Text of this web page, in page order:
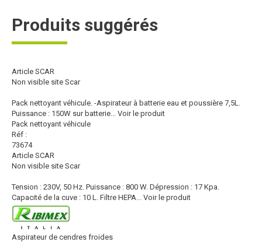
Produits suggérés
Article SCAR
Non visible site Scar
Pack nettoyant véhicule. -Aspirateur à batterie eau et poussière 7,5L.
Puissance : 150W sur batterie... Voir le produit
Pack nettoyant véhicule
Réf :
73674
Article SCAR
Non visible site Scar
Tension : 230V, 50 Hz. Puissance : 800 W. Dépression : 17 Kpa.
Capacité de la cuve : 10 L. Filtre HEPA... Voir le produit
Aspirateur de cendres froides